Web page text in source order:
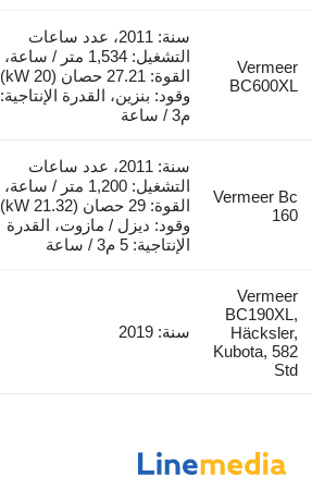
سنة: 2011، عدد ساعات
التشغيل: 1,534 متر / ساعة،
القوة: 27.21 حصان (20 kW)،
وقود: بنزين، القدرة الإنتاجية: 20
Vermeer
سنة: 2011، عدد ساعات
التشغيل: 1,200 متر / ساعة،
القوة: 29 حصان (21.32 kW)،
وقود: ديزل / مازوت، القدرة
الإنتاجية: 5 م3 / ساعة
Kubota,
سنة: 2019